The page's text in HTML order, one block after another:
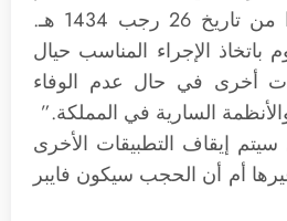
إيقاف التطبيق اعتبارا من تاريخ 26 رجب 1434 هـ.
باتخاذ الإجراء المناسب حيال
أخرى في حال عدم الوفاء
السارية في المملكة.”
إيقاف التطبيقات الأخرى
أم أن الحجب سيكون فايبر